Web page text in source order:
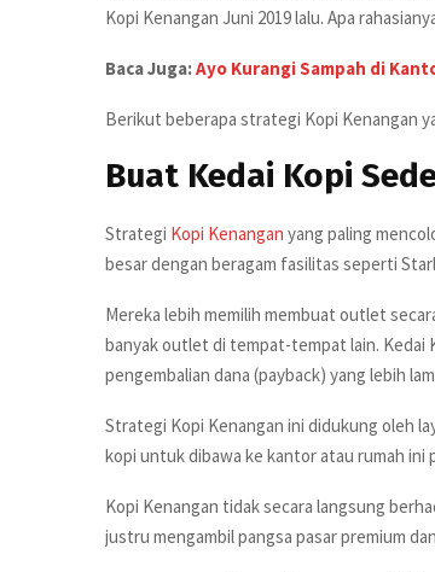
Kopi Kenangan Juni 2019 lalu. Apa
Baca Juga:Ayo Kurangi Sampah di
Berikut beberapa strategi Kopi Kenangan
Buat Kedai Kopi
Strategi Kopi Kenangan yang paling
besar dengan beragam fasilitas seperti
Mereka lebih memilih membuat outlet
banyak outlet di tempat-tempat lain. Kedai
pengembalian dana (payback) yang lebih
Strategi Kopi Kenangan ini didukung oleh
kopi untuk dibawa ke kantor atau rumah
Kopi Kenangan tidak secara langsung
justru mengambil pangsa pasar premium